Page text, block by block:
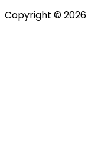
Copyright ©2026